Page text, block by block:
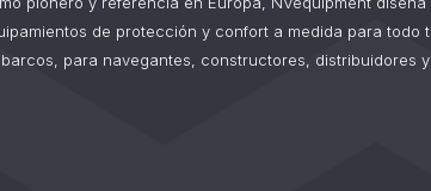
de protección y confort a medida para todo
para navegantes, constructores, distribuidores